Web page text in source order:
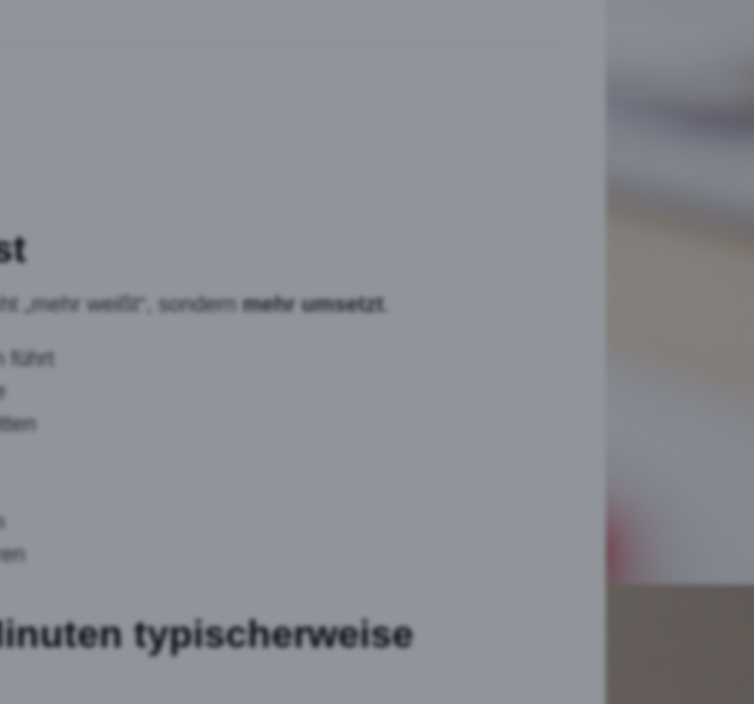
„mehr weißt“, sondernmehr umsetzt
führt
typischerweise